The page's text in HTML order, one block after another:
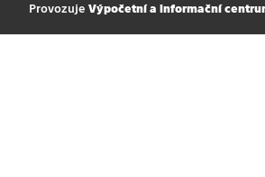
Provozuje Výpočetní a informační